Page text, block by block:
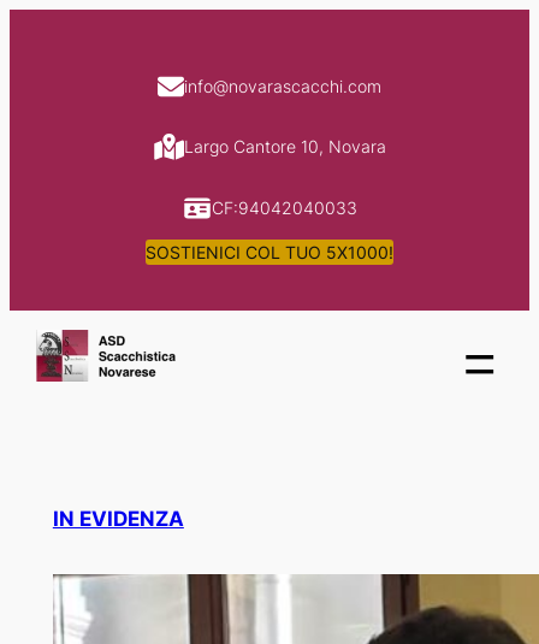
info@novarascacchi.com
Largo Cantore 10, Novara
CF:94042040033
SOSTIENICI COL TUO 5X1000!
=
IN EVIDENZA